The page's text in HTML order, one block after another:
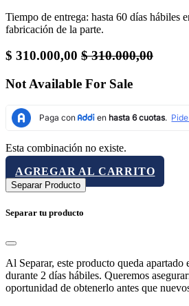
Tiempo de entrega: hasta 60 días hábiles
fabricación de la parte.
$ 310.000,00 $310.000,00
Not Available For Sale
Esta combinación no existe.
AGREGAR AL CARRITO
Separar Producto
Separar tu producto
Al Separar, este producto queda apartado
durante 2 días hábiles. Queremos
oportunidad de obtenerlo antes que